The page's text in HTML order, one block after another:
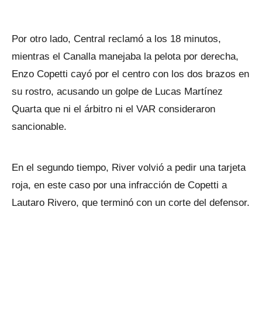
Por otro lado, Central reclamó a los 18 minutos,
mientras el Canalla manejaba la pelota por derecha,
Enzo Copetti cayó por el centro con los dos brazos en
su rostro, acusando un golpe de Lucas Martínez
Quarta que ni el árbitro ni el VAR consideraron
sancionable.
En el segundo tiempo, River volvió a pedir una tarjeta
roja, en este caso por una infracción de Copetti a
Lautaro Rivero, que terminó con un corte del defensor.